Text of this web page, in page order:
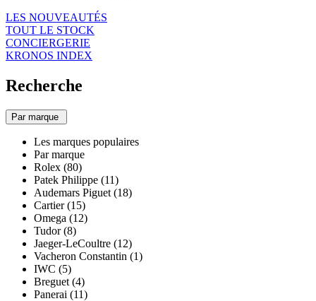
LES NOUVEAUTÉS
TOUT LE STOCK
CONCIERGERIE
KRONOS INDEX
Recherche
Par marque
Les marques populaires
Par marque
Rolex (80)
Patek Philippe (11)
Audemars Piguet (18)
Cartier (15)
Omega (12)
Tudor (8)
Jaeger-LeCoultre (12)
Vacheron Constantin (1)
IWC (5)
Breguet (4)
Panerai (11)